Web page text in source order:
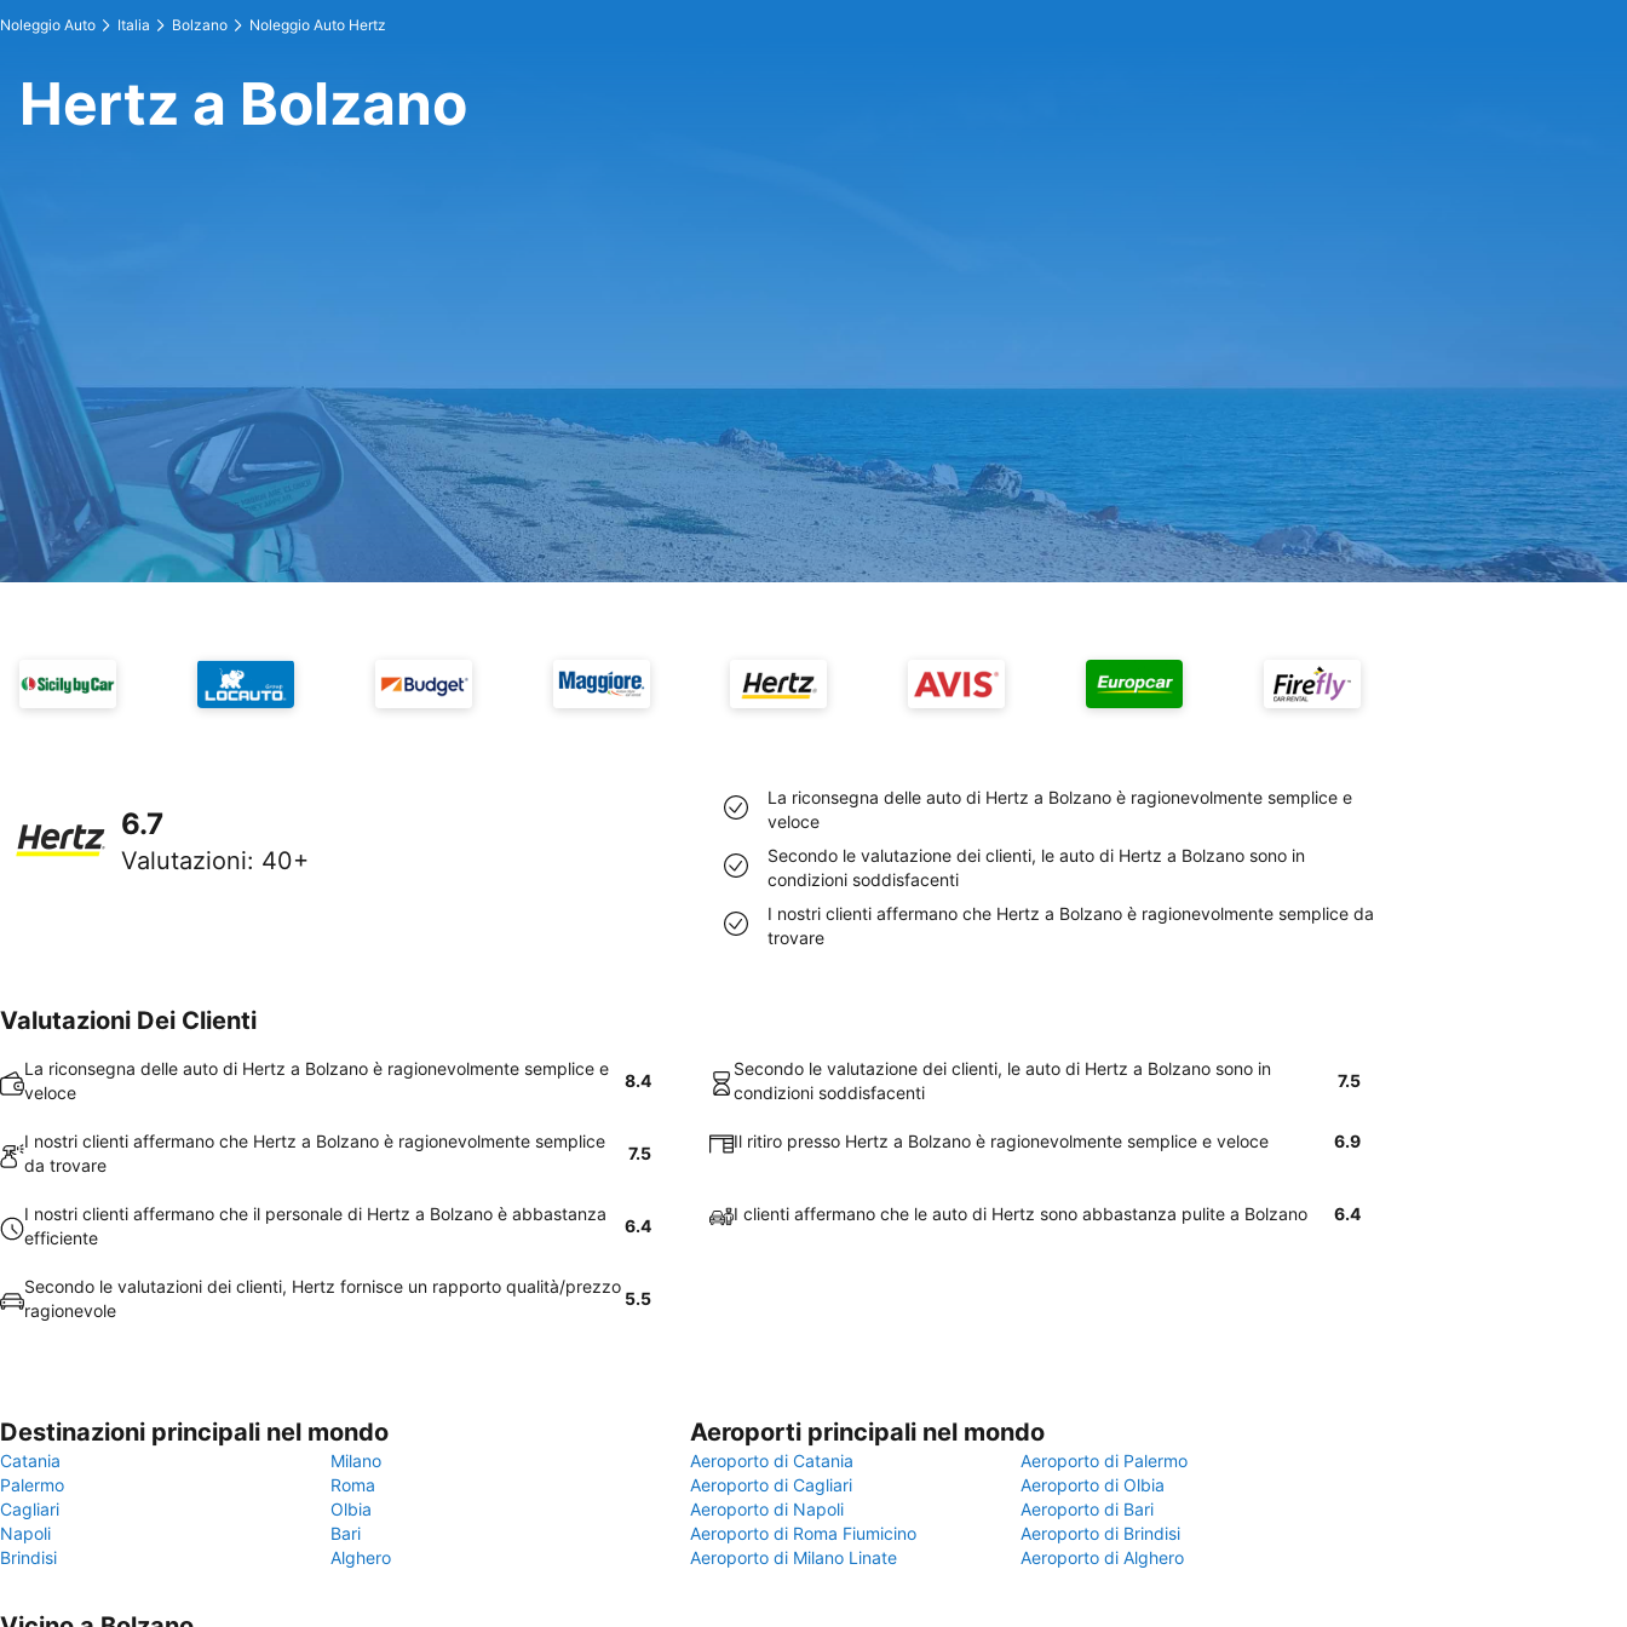
Noleggio Auto Italia Bolzano Noleggio Auto Hertz
Hertz a Bolzano
6.7
Valutazioni: 40+
La riconsegna delle auto di Hertz a Bolzano è ragionevolmente semplice e
veloce
Secondo le valutazione dei clienti, le auto di Hertz a Bolzano sono in
condizioni soddisfacenti
I nostri clienti affermano che Hertz a Bolzano è ragionevolmente semplice da
trovare
Valutazioni Dei Clienti
La riconsegna delle auto di Hertz a Bolzano è ragionevolmente semplice e
veloce
8.4
Secondo le valutazione dei clienti, le auto di Hertz a Bolzano sono in
condizioni soddisfacenti
7.5
I nostri clienti affermano che Hertz a Bolzano è ragionevolmente semplice
da trovare
7.5
Il ritiro presso Hertz a Bolzano è ragionevolmente semplice e veloce 6.9
I nostri clienti affermano che il personale di Hertz a Bolzano è abbastanza
efficiente
6.4
I clienti affermano che le auto di Hertz sono abbastanza pulite a Bolzano 6.4
Secondo le valutazioni dei clienti, Hertz fornisce un rapporto qualità/prezzo
ragionevole
5.5
Destinazioni principali nel mondo
Catania
Milano
Palermo
Roma
Cagliari
Olbia
Napoli
Bari
Brindisi
Alghero
Aeroporti principali nel mondo
Aeroporto di Catania
Aeroporto di Palermo
Aeroporto di Cagliari
Aeroporto di Olbia
Aeroporto di Napoli
Aeroporto di Bari
Aeroporto di Roma Fiumicino
Aeroporto di Brindisi
Aeroporto di Milano Linate
Aeroporto di Alghero